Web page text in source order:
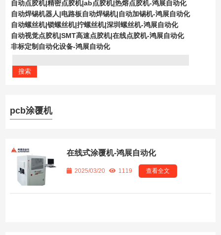
自动点胶机|精密点胶机|ab点胶机|热熔点胶机-鸿展自动化
自动焊锡机器人|电路板自动焊锡机|自动加锡机-鸿展自动化
自动螺丝机|锁螺丝机|拧螺丝机|深圳螺丝机-鸿展自动化
自动视觉点胶机|SMT高速点胶机|在线点胶机-鸿展自动化
非标定制自动化设备-鸿展自动化
pcb涂覆机
在线式涂覆机-鸿展自动化
2025/03/20 1119 查看全文